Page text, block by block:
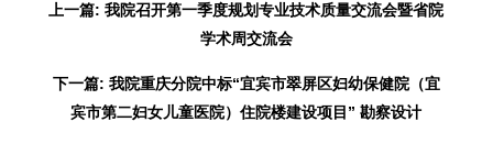
上一篇: 我院召开第一季度规划专业技术质量交流会暨省院
学术周交流会
下一篇: 我院重庆分院中标“宜宾市翠屏区妇幼保健院（宜
宾市第二妇女儿童医院）住院楼建设项目” 勘察设计